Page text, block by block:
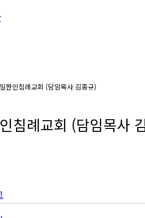
한인침례교회 (담임목사 김중규)
침례교회 (담임목사